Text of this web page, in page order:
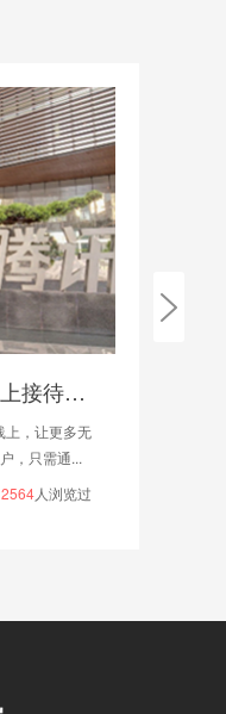
腾讯滨海大厦展厅，首次线上接待访客!
上，让更多无
，只需通...
2564人浏览过